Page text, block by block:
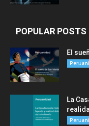
POPULAR POSTS
El
La